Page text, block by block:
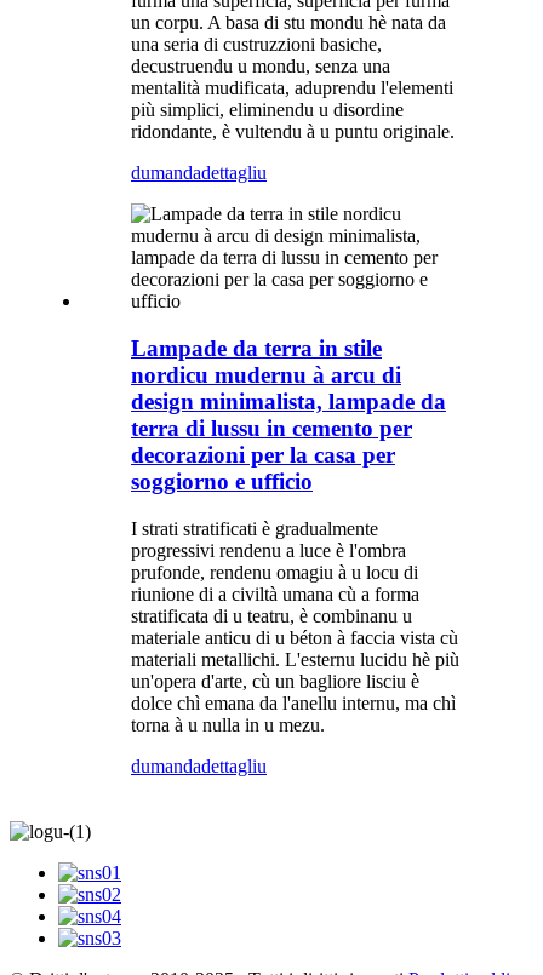
un corpu. A basa di stu mondu hè nata da
una seria di custruzzioni basiche,
decustruendu u mondu, senza una
mentalità mudificata, aduprendu l'elementi
più simplici, eliminendu u disordine
ridondante, è vultendu à u puntu originale.
dumandadettagliu
Lampade da terra in stile
nordicu mudernu à arcu di
design minimalista, lampade da
terra di lussu in cemento per
decorazioni per la casa per
soggiorno e ufficio
I strati stratificati è gradualmente
progressivi rendenu a luce è l'ombra
prufonde, rendenu omagiu à u locu di
riunione di a civiltà umana cù a forma
stratificata di u teatru, è combinanu u
materiale anticu di u béton à faccia vista cù
materiali metallichi. L'esternu lucidu hè più
un'opera d'arte, cù un bagliore lisciu è
dolce chì emana da l'anellu internu, ma chì
torna à u nulla in u mezu.
dumandadettagliu